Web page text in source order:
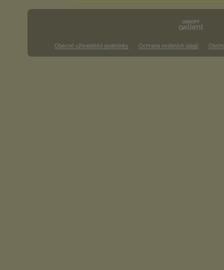
Obecné uživatelské podmínky Ochrana osobních údajů